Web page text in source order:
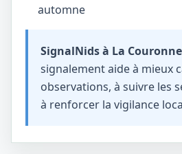
automne
SignalNids à La
signalement aide à mieux
observations, à suivre les
à renforcer la vigilance